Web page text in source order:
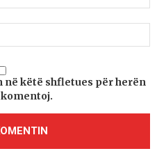
në këtë shfletues për herën